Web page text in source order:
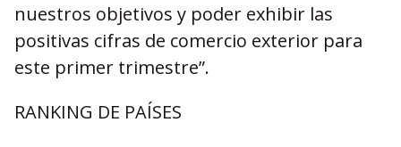
nuestros objetivos y poder exhibir las
positivas cifras de comercio exterior para
este primer trimestre”.
RANKING DE PAÍSES